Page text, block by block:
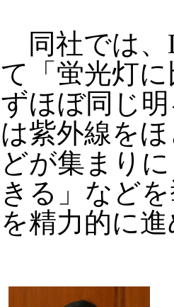
同社では、
て「蛍光灯
ずほぼ同じ
は紫外線を
どが集まり
きる」など
を精力的に